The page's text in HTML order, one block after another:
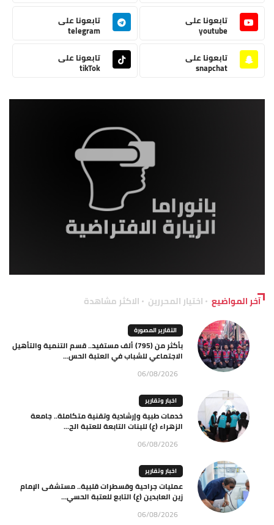
تابعونا على
youtube
تابعونا على
telegram
تابعونا على
snapchat
تابعونا على
tikTok
آخر المواضيع اختيار المحررين الاكثر مشاهدة
التقارير المصورة
بأكثر من (795) ألف مستفيد.. قسم التنمية والتأهيل
الاجتماعي للشباب في العتبة الحس...
06/08/2026
اخبار وتقارير
خدمات طبية وإرشادية وتقنية متكاملة.. جامعة
الزهراء (ع) للبنات التابعة للعتبة الح...
06/08/2026
اخبار وتقارير
عمليات جراحية وقسطرات قلبية.. مستشفى الإمام
زين العابدين (ع) التابع للعتبة الحسي...
06/08/2026